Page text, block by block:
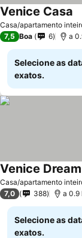
Casa/apartamento
Venice Casa
7,5 Boa 6 a
Selecione as
exatos.
Casa/apartamento
Venice Dream
7,0 388 a 0.9
Selecione as
exatos.